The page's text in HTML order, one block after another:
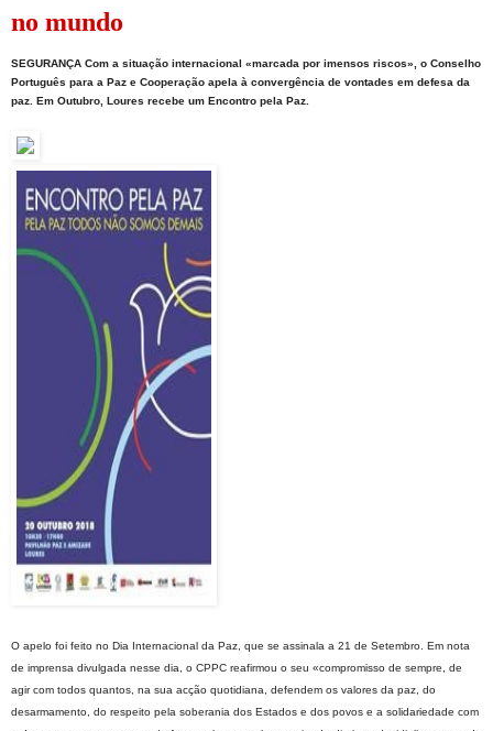
no mundo
SEGURANÇA Com a situação internacional «marcada por imensos riscos» , o Conselho
Português para a Paz e Cooperação apela à convergência de vontades em defesa da
paz. Em Outubro, Loures recebe um Encontro pela Paz.
O apelo foi feito no Dia Internacional da Paz, que se assinala a 21 de Setembro. Em nota
de imprensa divulgada nesse dia, o CPPC reafirmou o seu «compromisso de sempre, de
agir com todos quantos, na sua acção quotidiana, defendem os valores da paz, do
desarmamento, do respeito pela soberania dos Estados e dos povos e a solidariedade com